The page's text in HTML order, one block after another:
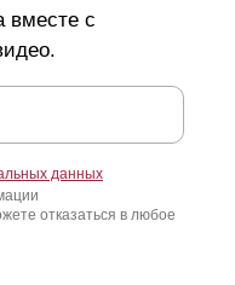
вместе с
данных
отказаться в любое